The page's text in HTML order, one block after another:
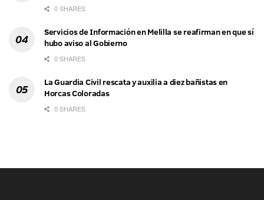
0 SHARES
Servicios de Información en Melilla se reafirman en que sí
hubo aviso al Gobierno
0 SHARES
La Guardia Civil rescata y auxilia a diez bañistas en
Horcas Coloradas
0 SHARES